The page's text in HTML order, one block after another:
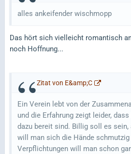
alles ankeifender wischmopp
Das hört sich vielleicht romantisch
noch Hoffnung...
Zitat von E&amp;C
Ein Verein lebt von der
und die Erfahrung zeigt leider,
dazu bereit sind. Billig soll es sein,
will man sich die Hände schmutzig
Verpflichtungen will man schon